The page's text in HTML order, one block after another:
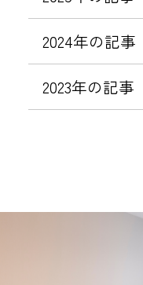
2024年の記事
2023年の記事